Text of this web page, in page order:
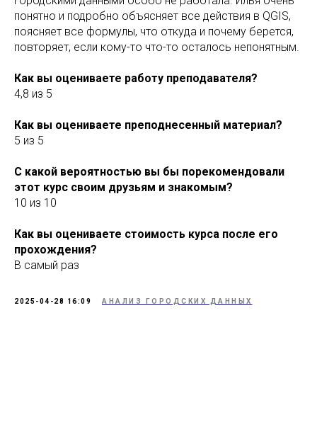
понятно и подробно объясняет все действия в QGIS,
поясняет все формулы, что откуда и почему берется,
повторяет, если кому-то что-то осталось непонятным.
Как вы оцениваете работу преподавателя?
4,8 из 5
Как вы оцениваете преподнесенный материал?
5 из 5
С какой вероятностью вы бы порекомендовали
этот курс своим друзьям и знакомым?
10 из 10
Как вы оцениваете стоимость курса после его
прохождения?
В самый раз
2025-04-28 16:09 АНАЛИЗ ГОРОДСКИХ ДАННЫХ